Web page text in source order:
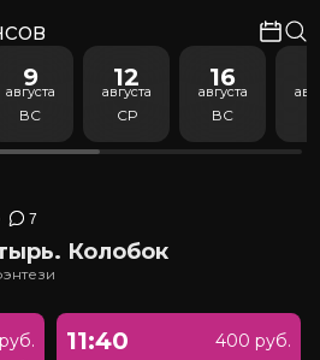
9
августа
ВС
12
августа
СР
16
августа
ВС
7
Колобок
11:40 400 руб.